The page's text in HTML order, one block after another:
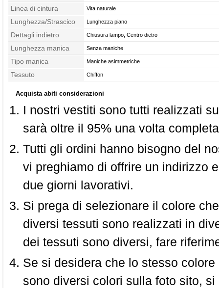
Linea di cintura Vita naturale
Lunghezza/Strascico Lunghezza piano
Dettagli indietro Chiusura lampo, Centro dietro
Lunghezza manica Senza maniche
Tipo manica Maniche asimmetriche
Tessuto Chiffon
Acquista abiti considerazioni
I nostri vestiti sono tutti realizzati
sarà oltre il 95% una volta
Tutti gli ordini hanno bisogno del
vi preghiamo di offrire un indirizzo
due giorni lavorativi.
Si prega di selezionare il colore
diversi tessuti sono realizzati in
dei tessuti sono diversi, fare
Se si desidera che lo stesso
sono diversi colori sulla foto sito,